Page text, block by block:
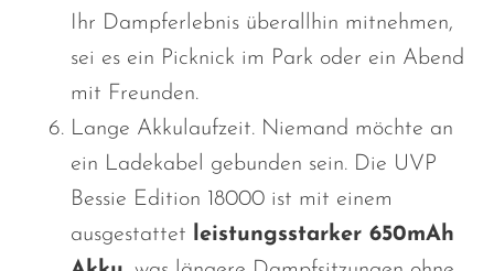
Ihr Dampferlebnis überallhin mitnehmen,
sei es ein Picknick im Park oder ein Abend
mit Freunden.
Lange Akkulaufzeit. Niemand möchte an
ein Ladekabel gebunden sein. Die UVP
Bessie Edition 18000 ist mit einem
ausgestattet leistungsstarker 650mAh